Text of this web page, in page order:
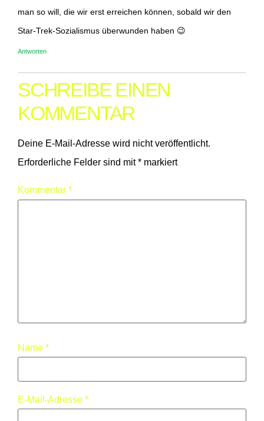
man so will, die wir erst erreichen können, sobald wir den
Star-Trek-Sozialismus überwunden haben 😉
Antworten
SCHREIBE EINEN
KOMMENTAR
Deine E-Mail-Adresse wird nicht veröffentlicht.
Erforderliche Felder sind mit* markiert
Kommentar *
Name *
E-Mail-Adresse *